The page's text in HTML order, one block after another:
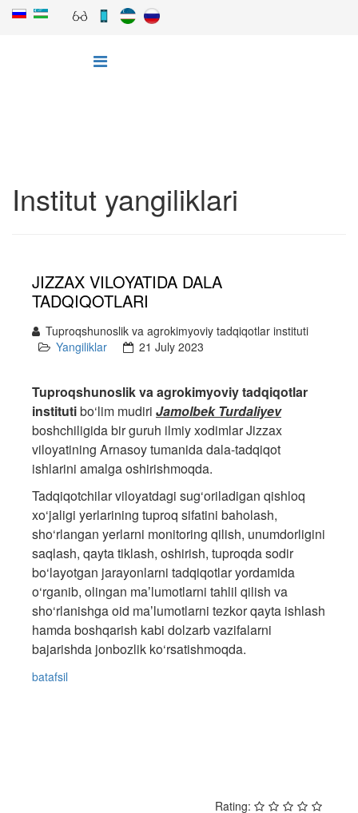
Institut yangiliklari
JIZZAX VILOYATIDA DALA
TADQIQOTLARI
Tuproqshunoslik va agrokimyoviy tadqiqotlar instituti
Yangiliklar
21 July 2023
Tuproqshunoslik va agrokimyoviy tadqiqotlar
institutibo‘lim mudiri Jamolbek Turdaliyev
boshchiligida bir guruh ilmiy xodimlar Jizzax
viloyatining Arnasoy tumanida dala-tadqiqot
ishlarini amalga oshirishmoqda.
Tadqiqotchilar viloyatdagi sug‘oriladigan qishloq
xo‘jaligi yerlarining tuproq sifatini baholash,
sho‘rlangan yerlarni monitoring qilish, unumdorligini
saqlash, qayta tiklash, oshirish, tuproqda sodir
bo‘layotgan jarayonlarni tadqiqotlar yordamida
o‘rganib, olingan maʼlumotlarni tahlil qilish va
sho‘rlanishga oid maʼlumotlarni tezkor qayta ishlash
hamda boshqarish kabi dolzarb vazifalarni
bajarishda jonbozlik ko‘rsatishmoqda.
batafsil
Rating: